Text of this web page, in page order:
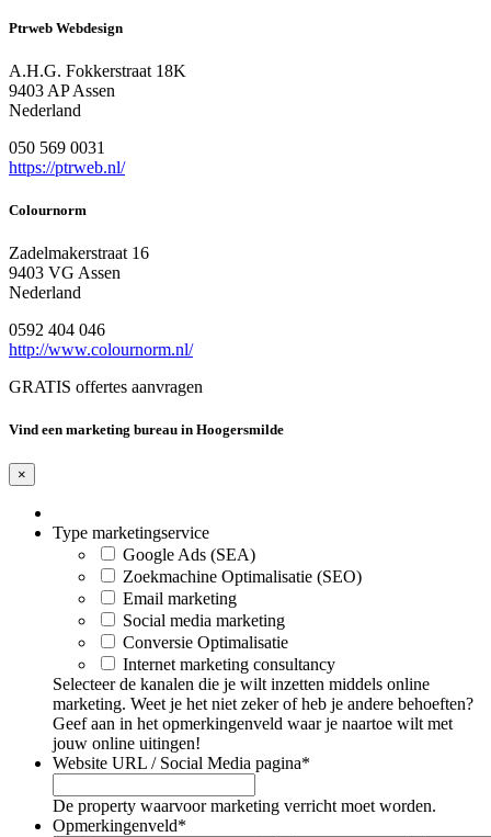
Ptrweb Webdesign
A.H.G. Fokkerstraat 18K
9403 AP Assen
Nederland
050 569 0031
https://ptrweb.nl/
Colournorm
Zadelmakerstraat 16
9403 VG Assen
Nederland
0592 404 046
http://www.colournorm.nl/
GRATIS offertes aanvragen
Vind een marketing bureau in Hoogersmilde
×
Type marketingservice
Google Ads (SEA)
Zoekmachine Optimalisatie (SEO)
Email marketing
Social media marketing
Conversie Optimalisatie
Internet marketing consultancy
Selecteer de kanalen die je wilt inzetten middels online
marketing. Weet je het niet zeker of heb je andere behoeften?
Geef aan in het opmerkingenveld waar je naartoe wilt met
jouw online uitingen!
Website URL / Social Media pagina*
De property waarvoor marketing verricht moet worden.
Opmerkingenveld*